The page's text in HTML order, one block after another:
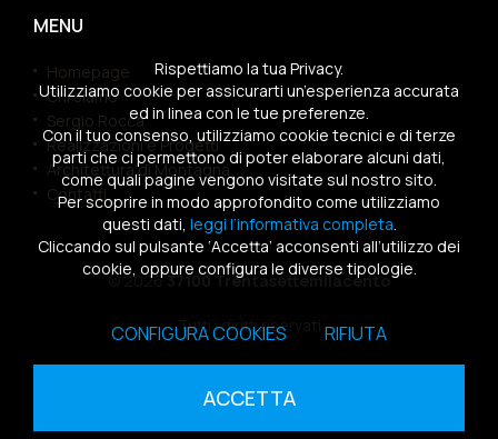
MENU
Homepage
Chi siamo
Sergio Rocca
Realizzazioni e Progetti
Architettura di Montagna
Contatti
© 202637100 Trentasettemilacento
Tutti i diritti riservati
Sitemap|Privacy Policy|Cookies Policy
Rispettiamo la tua Privacy.
Utilizziamo cookie per assicurarti un’esperienza accurata
ed in linea con le tue preferenze.
Con il tuo consenso, utilizziamo cookie tecnici e di terze
parti che ci permettono di poter elaborare alcuni dati,
come quali pagine vengono visitate sul nostro sito.
Per scoprire in modo approfondito come utilizziamo
questi dati, leggi l’informativa completa.
Cliccando sul pulsante ‘Accetta’ acconsenti all’utilizzo dei
cookie, oppure configura le diverse tipologie.
CONFIGURA COOKIES RIFIUTA
ACCETTA